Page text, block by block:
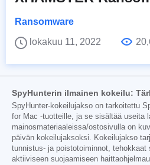
Ransomware
lokakuu 11, 2022
SpyHunterin ilmainen kokeilu:
SpyHunter-kokeilujakso on tarkoitettu
for Mac -tuotteille, ja se sisältää useita
mainosmateriaaleissa/ostosivulla on
päivän kokeilujaksoksi. Kokeilujakso
tunnistus- ja poistotoiminnot, tehokkaat
aktiiviseen suojaamiseen